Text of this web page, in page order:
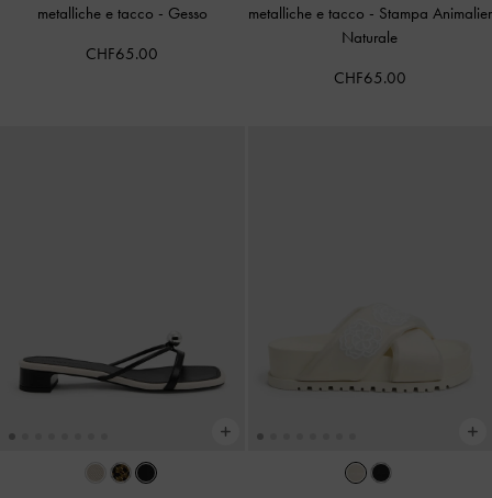
metalliche e tacco - Gesso
CHF65.00
metalliche e tacco - Stampa Animalier
Naturale
CHF65.00